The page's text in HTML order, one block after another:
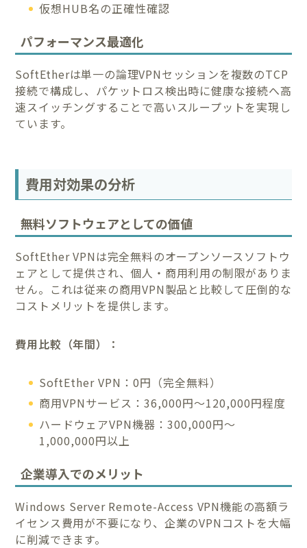
仮想HUB名の正確性確認
パフォーマンス最適化
SoftEtherは単一の論理VPNセッションを複数のTCP
接続で構成し、パケットロス検出時に健康な接続へ高
速スイッチングすることで高いスループットを実現し
ています。
費用対効果の分析
無料ソフトウェアとしての価値
SoftEther VPNは完全無料のオープンソースソフトウ
ェアとして提供され、個人・商用利用の制限がありま
せん。これは従来の商用VPN製品と比較して圧倒的な
コストメリットを提供します。
費用比較（年間）：
SoftEther VPN：0円（完全無料）
商用VPNサービス：36,000円〜120,000円程度
ハードウェアVPN機器：300,000円〜
1,000,000円以上
企業導入でのメリット
Windows Server Remote-Access VPN機能の高額ラ
イセンス費用が不要になり、企業のVPNコストを大幅
に削減できます。